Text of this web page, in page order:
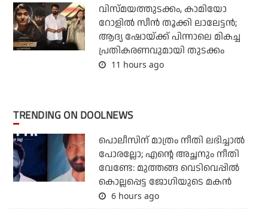
വിസ്മയത്തുടക്കം, കാമിയോ
റോളില്‍ സീന്‍ തൂക്കി ലാലേട്ടന്‍;
ആദ്യ ഷോയ്ക്ക് പിന്നാലെ മികച്ച
പ്രതികരണവുമായി തുടക്കം
11 hours ago
TRENDING ON DOOLNEWS
പൊലീസിന് മാത്രം നീതി ലഭിച്ചാല്‍
പോരല്ലോ; എന്റെ അച്ഛനും നീതി
വേണ്ടേ: മുത്തങ്ങ വെടിവെപ്പില്‍
കൊല്ലപ്പെട്ട ജോഗിയുടെ മകന്‍
6 hours ago